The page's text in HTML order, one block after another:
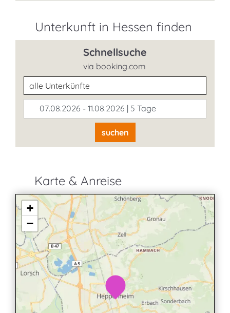
Unterkunft in Hessen finden
Schnellsuche
via booking.com
Unterkunftsart
07.08.2026 - 11.08.2026 | 5 Tage
suchen
Karte & Anreise
+
−